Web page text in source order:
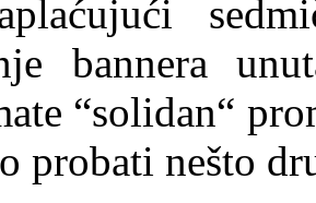
bannera
“solidan“
probati nešto